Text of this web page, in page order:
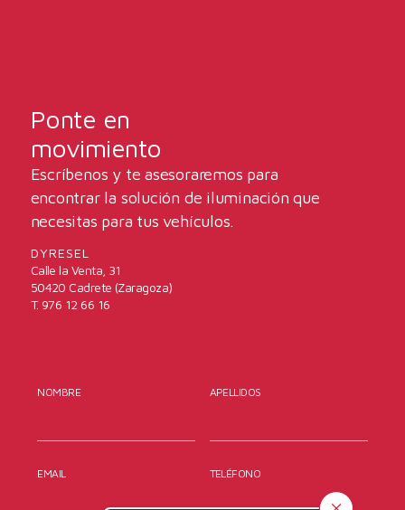
Ponte en
movimiento
Escríbenos y te asesoraremos para
encontrar la solución de iluminación que
necesitas para tus vehículos.
DYRESEL
Calle la Venta, 31
50420 Cadrete (Zaragoza)
T. 976 12 66 16
NOMBRE APELLIDOS
EMAIL TELÉFONO